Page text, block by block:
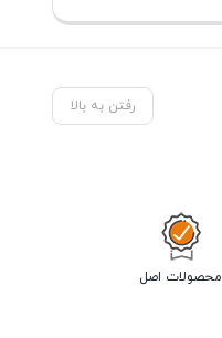
رفتن به بالا
محصولات اصل